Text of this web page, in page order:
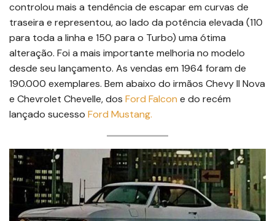
controlou mais a tendência de escapar em curvas de
traseira e representou, ao lado da potência elevada (110
para toda a linha e 150 para o Turbo) uma ótima
alteração. Foi a mais importante melhoria no modelo
desde seu lançamento. As vendas em 1964 foram de
190.000 exemplares. Bem abaixo do irmãos Chevy II Nova
e Chevrolet Chevelle, dos Ford Falcon e do recém
lançado sucesso Ford Mustang.